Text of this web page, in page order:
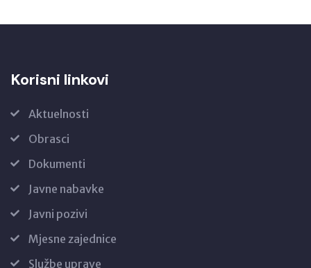
Korisni linkovi
Aktuelnosti
Obrasci
Dokumenti
Javne nabavke
Javni pozivi
Mjesne zajednice
Službe uprave